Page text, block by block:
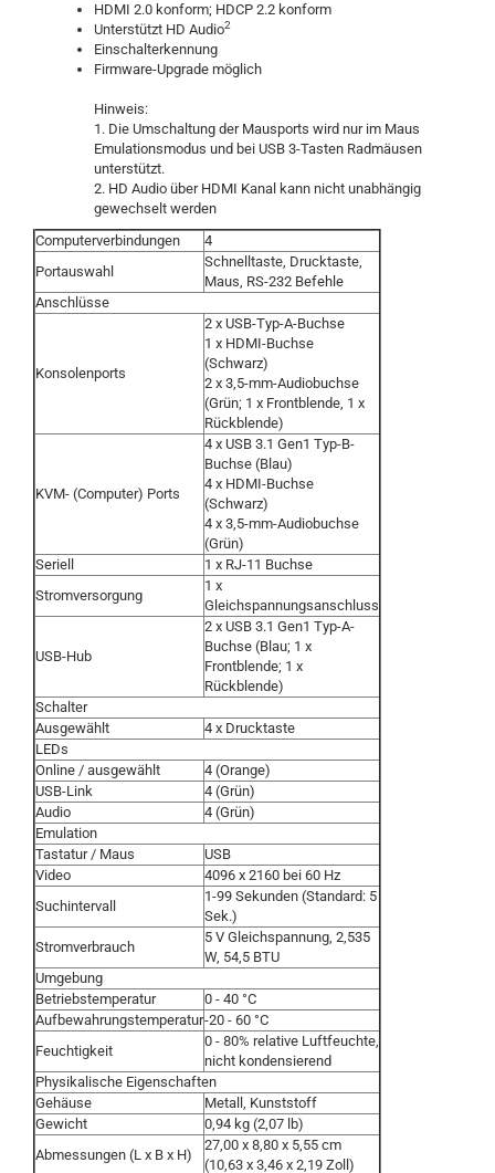
HDMI 2.0 konform; HDCP 2.2 konform
Unterstützt HD Audio2
Einschalterkennung
Firmware-Upgrade möglich
Hinweis:
1. Die Umschaltung der Mausports wird nur im Maus
Emulationsmodus und bei USB 3-Tasten Radmäusen
unterstützt.
2. HD Audio über HDMI Kanal kann nicht unabhängig
gewechselt werden
Computerverbindungen
4
Portauswahl
Schnelltaste, Drucktaste,
Maus, RS-232 Befehle
Anschlüsse
Konsolenports
2 x USB-Typ-A-Buchse
1 x HDMI-Buchse
(Schwarz)
2 x 3,5-mm-Audiobuchse
(Grün; 1 x Frontblende, 1 x
Rückblende)
KVM- (Computer) Ports
4 x USB 3.1 Gen1 Typ-B-
Buchse (Blau)
4 x HDMI-Buchse
(Schwarz)
4 x 3,5-mm-Audiobuchse
(Grün)
Seriell
1 x RJ-11 Buchse
Stromversorgung
1 x
Gleichspannungsanschluss
USB-Hub
2 x USB 3.1 Gen1 Typ-A-
Buchse (Blau; 1 x
Frontblende; 1 x
Rückblende)
Schalter
Ausgewählt
4 x Drucktaste
LEDs
Online / ausgewählt
4 (Orange)
USB-Link
4 (Grün)
Audio
4 (Grün)
Emulation
Tastatur / Maus
USB
Video
4096 x 2160 bei 60 Hz
Suchintervall
1-99 Sekunden (Standard: 5
Sek.)
Stromverbrauch
5 V Gleichspannung, 2,535
W, 54,5 BTU
Umgebung
Betriebstemperatur
0 - 40 °C
Aufbewahrungstemperatur-20 - 60 °C
Feuchtigkeit
0 - 80% relative Luftfeuchte,
nicht kondensierend
Physikalische Eigenschaften
Gehäuse
Metall, Kunststoff
Gewicht
0,94 kg (2,07 lb)
Abmessungen (L x B x H)
27,00 x 8,80 x 5,55 cm
(10,63 x 3,46 x 2,19 Zoll)